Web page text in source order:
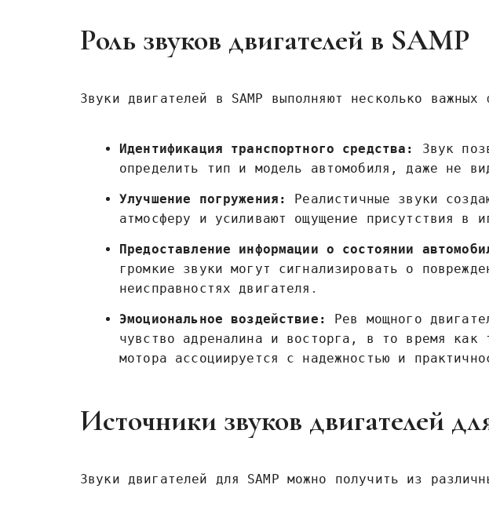
Роль звуков двигателей в SAMP
Звуки двигателей в SAMP выполняют несколько важных
Идентификация транспортного средства:
Звук
определить тип и модель автомобиля‚ даже не
Улучшение погружения:
Реалистичные звуки
атмосферу и усиливают ощущение присутствия в
Предоставление информации о состоянии
громкие звуки могут сигнализировать о
неисправностях двигателя․
Эмоциональное воздействие:
Рев мощного
чувство адреналина и восторга‚ в то время как
мотора ассоциируется с надежностью и
Источники звуков двигателей
Звуки двигателей для SAMP можно получить из